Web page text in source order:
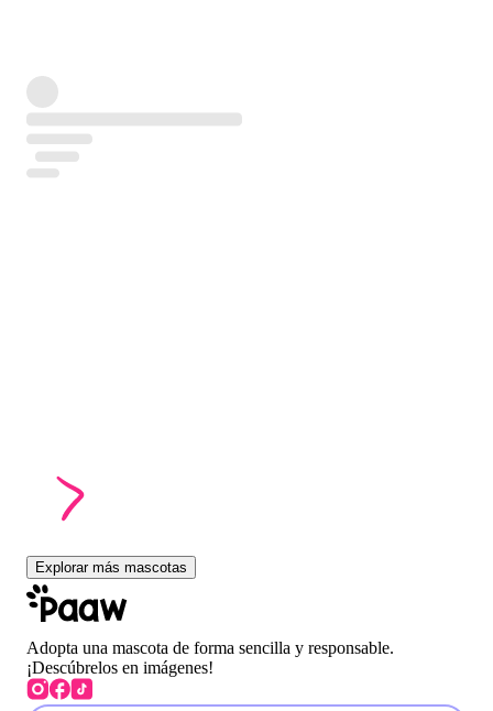
Explorar más mascotas
Adopta una mascota de forma sencilla y responsable.
¡Descúbrelos en imágenes!